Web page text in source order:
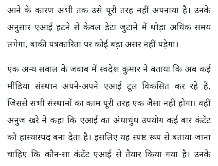
आने के कारण अभी तक उसे पूरी तरह नहीं अपनाया है। उनके
अनुसार एआई हटने से केवल डेटा जुटाने में थोड़ा अधिक समय
लगेगा, बाकी पत्रकारिता पर कोई बड़ा असर नहीं पड़ेगा।
एक अन्य सवाल के जवाब में स्वदेश कुमार ने बताया कि अब कई
मीडिया संस्थान अपने-अपने एआई टूल विकसित कर रहे हैं,
जिससे सभी संस्थानों का काम पूरी तरह एक जैसा नहीं होगा। वहीं
अनुज खरे ने कहा कि एआई का अंधाधुंध उपयोग कई बार कंटेंट
को हास्यास्पद बना देता है। इसलिए यह स्पष्ट रूप से बताया जाना
चाहिए कि कौन-सा कंटेंट एआई से तैयार किया गया है। उनके